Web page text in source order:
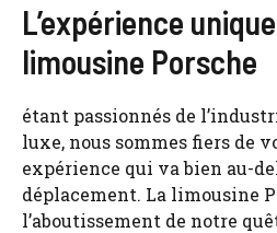
L’expérience
limousine Porsche
étant passionnés de
luxe, nous sommes fiers de
expérience qui va bien au-
déplacement. La limousine
l’aboutissement de notre